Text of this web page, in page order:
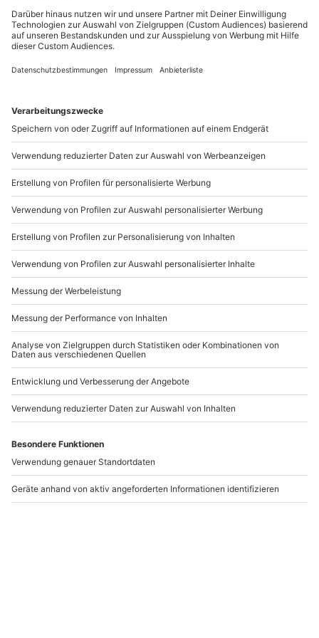
Du möchtest als Firma bestellen?
Sichere Dir attraktive Firmenkunden Vorteile.
+49 89 / 21 12 90 20
b2b@mydays.de
www.b2b.mydays.de/
Artikelnummer:45944
Andere Produkte entdecken
-15% CLUB DEAL
Porsche 911 GT3
(10 Rdn) Oschersleben
Oschersleben (Bode)
1 Person
1.299,90 CHF
Gruseldinner
109,90 CHF